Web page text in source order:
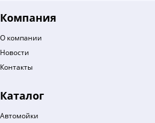
Компания
О компании
Новости
Контакты
Каталог
Автомойки